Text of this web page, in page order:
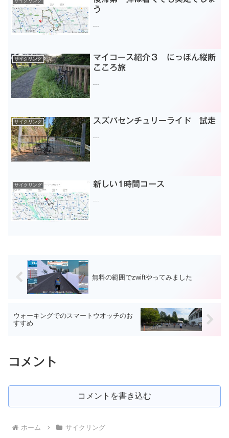
う
...
サイクリング
マイコース紹介３ にっぽん縦断
こころ旅
...
サイクリング スズパセンチュリーライド 試走
...
サイクリング 新しい1時間コース
...
無料の範囲でzwiftやってみました
ウォーキングでのスマートウオッチのお
すすめ
コメント
コメントを書き込む
ホーム サイクリング